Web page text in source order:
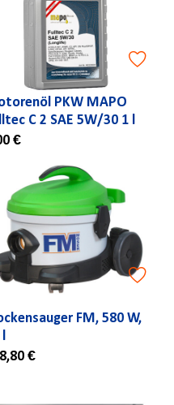
PKW MAPO
C 2 SAE 5W/30 1 l
€
FM, 580 W,
l
€